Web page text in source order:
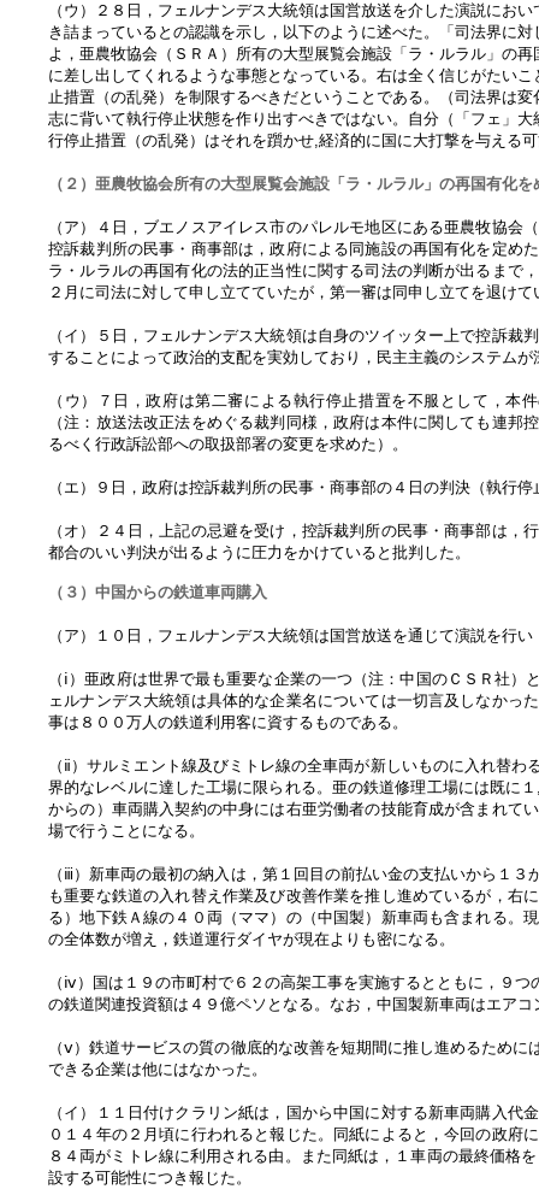
（ウ）２８日，フェルナンデス大統領は国営放送を介した演説にお
き詰まっているとの認識を示し，以下のように述べた。「司法界に
よ，亜農牧協会（ＳＲＡ）所有の大型展覧会施設「ラ・ルラル」の
に差し出してくれるような事態となっている。右は全く信じがたい
止措置（の乱発）を制限するべきだということである。（司法界は
志に背いて執行停止状態を作り出すべきではない。自分（「フェ」
行停止措置（の乱発）はそれを躓かせ,経済的に国に大打撃を与える
（２）亜農牧協会所有の大型展覧会施設「ラ・ルラル」の再国有化を
（ア）４日，ブエノスアイレス市のパレルモ地区にある亜農牧協
控訴裁判所の民事・商事部は，政府による同施設の再国有化を定め
ラ・ルラルの再国有化の法的正当性に関する司法の判断が出るまで
２月に司法に対して申し立てていたが，第一審は同申し立てを退けて
（イ）５日，フェルナンデス大統領は自身のツイッター上で控訴
することによって政治的支配を実効しており，民主主義のシステム
（ウ）７日，政府は第二審による執行停止措置を不服として，
（注：放送法改正法をめぐる裁判同様，政府は本件に関しても連
るべく行政訴訟部への取扱部署の変更を求めた）。
（エ）９日，政府は控訴裁判所の民事・商事部の４日の判決（執行
（オ）２４日，上記の忌避を受け，控訴裁判所の民事・商事部は
都合のいい判決が出るように圧力をかけていると批判した。
（３）中国からの鉄道車両購入
（ア）１０日，フェルナンデス大統領は国営放送を通じて演説を行
（ⅰ）亜政府は世界で最も重要な企業の一つ（注：中国のＣＳＲ社
ェルナンデス大統領は具体的な企業名については一切言及しなかっ
事は８００万人の鉄道利用客に資するものである。
（ⅱ）サルミエント線及びミトレ線の全車両が新しいものに入れ替
界的なレベルに達した工場に限られる。亜の鉄道修理工場には既に
からの）車両購入契約の中身には右亜労働者の技能育成が含まれて
場で行うことになる。
（ⅲ）新車両の最初の納入は，第１回目の前払い金の支払いから１
も重要な鉄道の入れ替え作業及び改善作業を推し進めているが，右
る）地下鉄Ａ線の４０両（ママ）の（中国製）新車両も含まれる。
の全体数が増え，鉄道運行ダイヤが現在よりも密になる。
（ⅳ）国は１９の市町村で６２の高架工事を実施するとともに，９
の鉄道関連投資額は４９億ペソとなる。なお，中国製新車両はエア
（ⅴ）鉄道サービスの質の徹底的な改善を短期間に推し進めるため
できる企業は他にはなかった。
（イ）１１日付けクラリン紙は，国から中国に対する新車両購入
０１４年の２月頃に行われると報じた。同紙によると，今回の政
８４両がミトレ線に利用される由。また同紙は，１車両の最終価格
設する可能性につき報じた。